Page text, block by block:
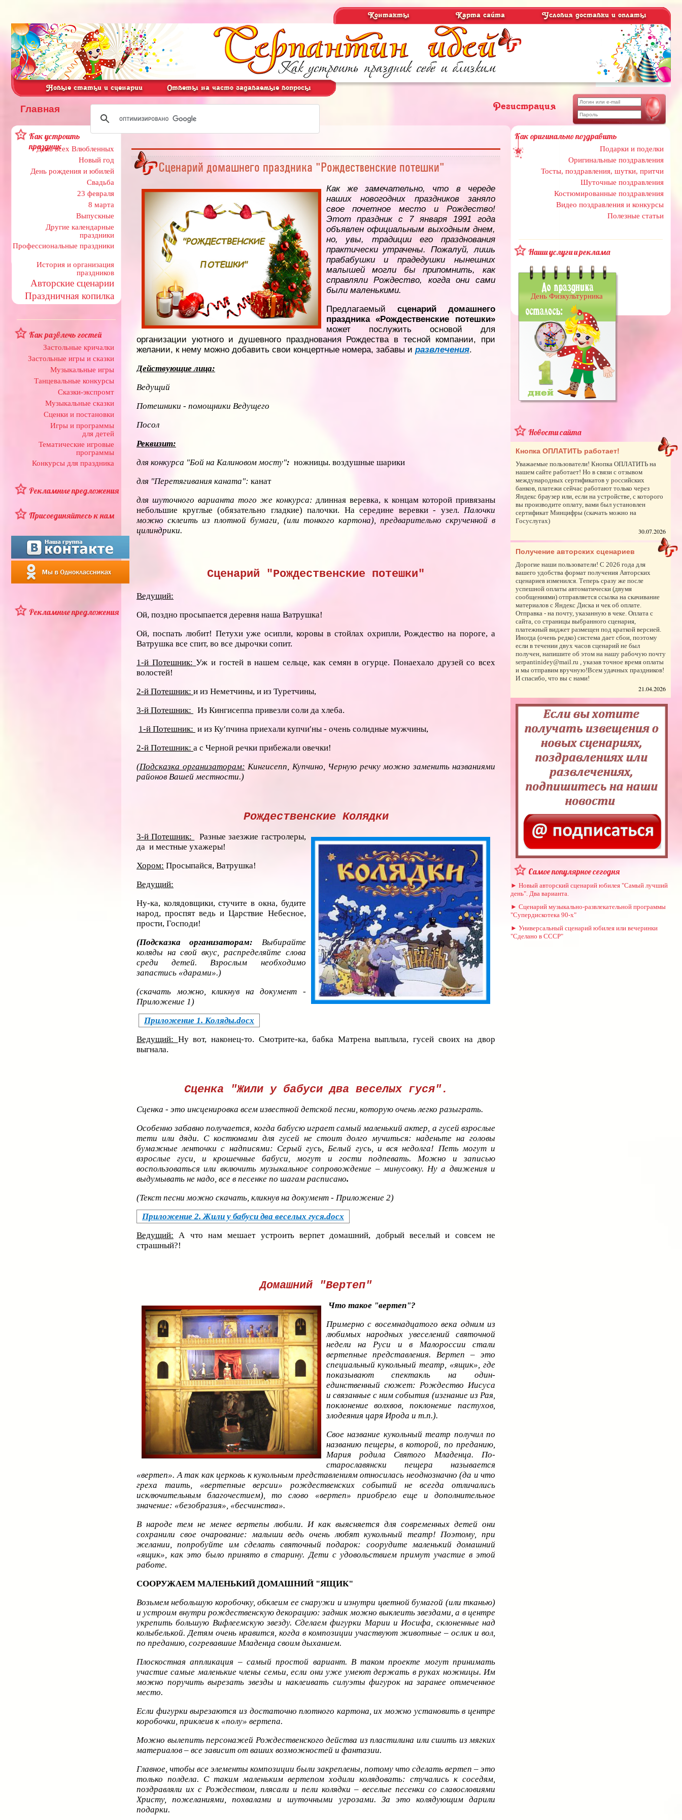
Контакты Карта сайта Условия доставки и оплаты
Регистрация
Новые статьи и сценарии Ответы на часто задаваемые вопросы
Главная
Как оригинально поздравить
Подарки и поделки
Оригинальные поздравления
Тосты, поздравления, шутки, притчи
Шуточные поздравления
Костюмированные поздравления
Видео поздравления и конкурсы
Полезные статьи
Наши услуги и реклама
День Физкультурника
Новости сайта
Кнопка ОПЛАТИТЬ работает!
Уважаемые пользователи! Кнопка ОПЛАТИТЬ на
нашем сайте работает! Но в связи с отзывом
международных сертификатов у российских
банков, платежи сейчас работают только через
Яндекс браузер или, если на устройстве, с которого
вы производите оплату, вами был установлен
сертификат Минцифры (скачать можно на
Госуслугах)
30.07.2026
Получение авторских сценариев
Дорогие наши пользователи! С 2026 года для
вашего удобства формат получения Авторских
сценариев изменился. Теперь сразу же после
успешной оплаты автоматически (двумя
сообщениями) отправляется ссылка на скачивание
материалов с Яндекс Диска и чек об оплате.
Отправка - на почту, указанную в чеке. Оплата с
сайта, со страницы выбранного сценария,
платежный виджет размещен под краткой версией.
Иногда (очень редко) система дает сбои, поэтому
если в течении двух часов сценарий не был
получен, напишите об этом на нашу рабочую почту
serpantinidey@mail.ru , указав точное время оплаты
и мы отправим вручную!Всем удачных праздников!
И спасибо, что вы с нами!
21.04.2026
Самое популярное сегодня
► Новый авторский сценарий юбилея "Самый лучший
день". Два варианта.
► Сценарий музыкально-развлекательной программы
"Супердискотека 90-х"
► Универсальный сценарий юбилея или вечеринки
"Сделано в СССР"
Как устроить
праздник
День всех Влюбленных
Новый год
День рождения и юбилей
Свадьба
23 февраля
8 марта
Выпускные
Другие календарные
праздники
Профессиональные праздники
История и организация
праздников
Авторские сценарии
Праздничная копилка
Как развлечь гостей
Застольные кричалки
Застольные игры и сказки
Музыкальные игры
Танцевальные конкурсы
Сказки-экспромт
Музыкальные сказки
Сценки и постановки
Игры и программы
для детей
Тематические игровые
программы
Конкурсы для праздника
Рекламные предложения
Присоединяйтесь к нам
Рекламные предложения
Сценарий домашнего праздника "Рождественские потешки"
Как же замечательно, что в череде
наших новогодних праздников заняло
свое почетное место и Рождество!
Этот праздник с 7 января 1991 года
объявлен официальным выходным днем,
но, увы, традиции его празднования
практически утрачены. Пожалуй, лишь
прабабушки и прадедушки нынешних
малышей могли бы припомнить, как
справляли Рождество, когда они сами
были маленькими.
Предлагаемый сценарий домашнего
праздника «Рождественские потешки»
может послужить основой для
организации уютного и душевного празднования Рождества в тесной компании, при
желании, к нему можно добавить свои концертные номера, забавы и развлечения.
Действующие лица:
Ведущий
Потешники - помощники Ведущего
Посол
Реквизит:
для конкурса "Бой на Калиновом мосту": ножницы. воздушные шарики
для "Перетягивания каната": канат
для шуточного варианта того же конкурса: длинная веревка, к концам которой привязаны
небольшие круглые (обязательно гладкие) палочки. На середине веревки - узел. Палочки
можно склеить из плотной бумаги, (или тонкого картона), предварительно скрученной в
цилиндрики.
Сценарий "Рождественские потешки"
Ведущий:
Ой, поздно просыпается деревня наша Ватрушка!
Ой, поспать любит! Петухи уже осипли, коровы в стойлах охрипли, Рождество на пороге, а
Ватрушка все спит, во все дырочки сопит.
1-й Потешник: Уж и гостей в нашем сельце, как семян в огурце. Понаехало друзей со всех
волостей!
2-й Потешник: и из Неметчины, и из Туретчины,
3-й Потешник:
Из Кингисеппа привезли соли да хлеба.
1-й Потешник: и из Ку′пчина приехали купчи′ны - очень солидные мужчины,
2-й Потешник: а с Черной речки прибежали овечки!
(Подсказка организаторам: Кингисепп, Купчино, Черную речку можно заменить названиями
районов Вашей местности.)
Рождественские Колядки
3-й Потешник:
Разные заезжие гастролеры,
да и местные ухажеры!
Хором: Просыпайся, Ватрушка!
Ведущий:
Ну-ка, колядовщики, стучите в окна, будите
народ, проспят ведь и Царствие Небесное,
прости, Господи!
(Подсказка организаторам: Выбирайте
коляды на свой вкус, распределяйте слова
среди детей. Взрослым необходимо
запастись «дарами».)
(скачать можно, кликнув на документ -
Приложение 1)
Приложение 1. Коляды.docx
Ведущий: Ну вот, наконец-то. Смотрите-ка, бабка Матрена выплыла, гусей своих на двор
выгнала.
Сценка "Жили у бабуси два веселых гуся".
Сценка - это инсценировка всем известной детской песни, которую очень легко разыграть.
Особенно забавно получается, когда бабусю играет самый маленький актер, а гусей взрослые
тети или дяди. С костюмами для гусей не стоит долго мучиться: наденьте на головы
бумажные ленточки с надписями: Серый гусь, Белый гусь, и вся недолга! Петь могут и
взрослые гуси, и крошечные бабуси, могут и гости подпевать. Можно и записью
воспользоваться или включить музыкальное сопровождение – минусовку. Ну а движения и
выдумывать не надо, все в песенке по шагам расписано.
(Текст песни можно скачать, кликнув на документ - Приложение 2)
Приложение 2. Жили у бабуси два веселых гуся.docx
Ведущий: А что нам мешает устроить верпет домашний, добрый веселый и совсем не
страшный?!
Домашний "Вертеп"
Что такое "вертеп"?
Примерно с восемнадцатого века одним из
любимых народных увеселений святочной
недели на Руси и в Малороссии стали
вертепные представления. Вертеп – это
специальный кукольный театр, «ящик», где
показывают спектакль на один-
единственный сюжет: Рождество Иисуса
и связанные с ним события (изгнание из Рая,
поклонение волхвов, поклонение пастухов,
злодеяния царя Ирода и т.п.).
Свое название кукольный театр получил по
названию пещеры, в которой, по преданию,
Мария родила Святого Младенца. По-
старославянски пещера называется
«вертеп». А так как церковь к кукольным представлениям относилась неоднозначно (да и что
греха таить, «вертепные версии» рождественских событий не всегда отличались
исключительным благочестием), то слово «вертеп» приобрело еще и дополнительное
значение: «безобразия», «бесчинства».
В народе тем не менее вертепы любили. И как выясняется для современных детей они
сохранили свое очарование: малыши ведь очень любят кукольный театр! Поэтому, при
желании, попробуйте им сделать святочный подарок: соорудите маленький домашний
«ящик», как это было принято в старину. Дети с удовольствием примут участие в этой
работе.
СООРУЖАЕМ МАЛЕНЬКИЙ ДОМАШНИЙ "ЯЩИК"
Возьмем небольшую коробочку, обклеим ее снаружи и изнутри цветной бумагой (или тканью)
и устроим внутри рождественскую декорацию: задник можно выклеить звездами, а в центре
укрепить большую Вифлеемскую звезду. Сделаем фигурки Марии и Иосифа, склоненные над
колыбелькой. Детям очень нравится, когда в композиции участвуют животные – ослик и вол,
по преданию, согревавшие Младенца своим дыханием.
Плоскостная аппликация – самый простой вариант. В таком проекте могут принимать
участие самые маленькие члены семьи, если они уже умеют держать в руках ножницы. Им
можно поручить вырезать звезды и наклеивать силуэты фигурок на заранее отмеченное
место.
Если фигурки вырезаются из достаточно плотного картона, их можно установить в центре
коробочки, приклеив к «полу» вертепа.
Можно вылепить персонажей Рождественского действа из пластилина или сшить из мягких
материалов – все зависит от ваших возможностей и фантазии.
Главное, чтобы все элементы композиции были закреплены, потому что сделать вертеп – это
только полдела. С таким маленьким вертепом ходили колядовать: стучались к соседям,
поздравляли их с Рождеством, плясали и пели колядки – веселые песенки со славословиями
Христу, пожеланиями, похвалами и шуточными угрозами. За это колядующим дарили
подарки.